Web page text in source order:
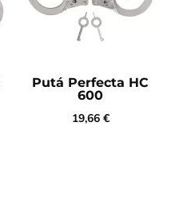
Putá Perfecta HC
600
19,66 €